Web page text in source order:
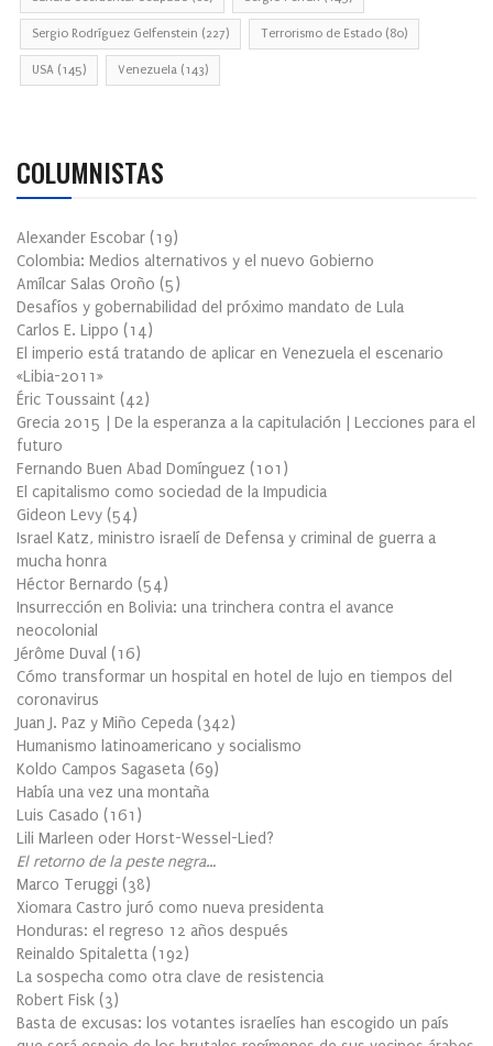
Sergio Rodríguez Gelfenstein (227) Terrorismo de Estado (80)
USA (145) Venezuela (143)
COLUMNISTAS
Alexander Escobar (19)
Colombia: Medios alternativos y el nuevo Gobierno
Amílcar Salas Oroño (5)
Desafíos y gobernabilidad del próximo mandato de Lula
Carlos E. Lippo (14)
El imperio está tratando de aplicar en Venezuela el escenario
«Libia-2011»
Éric Toussaint (42)
Grecia 2015 | De la esperanza a la capitulación | Lecciones para el
futuro
Fernando Buen Abad Domínguez (101 )
El capitalismo como sociedad de la Impudicia
Gideon Levy (54)
Israel Katz, ministro israelí de Defensa y criminal de guerra a
mucha honra
Héctor Bernardo (54)
Insurrección en Bolivia: una trinchera contra el avance
neocolonial
Jérôme Duval (16)
Cómo transformar un hospital en hotel de lujo en tiempos del
coronavirus
Juan J. Paz y Miño Cepeda (342)
Humanismo latinoamericano y socialismo
Koldo Campos Sagaseta (69)
Había una vez una montaña
Luis Casado (161 )
Lili Marleen oder Horst-Wessel-Lied?
El retorno de la peste negra…
Marco Teruggi (38)
Xiomara Castro juró como nueva presidenta
Honduras: el regreso 12 años después
Reinaldo Spitaletta (192)
La sospecha como otra clave de resistencia
Robert Fisk (3)
Basta de excusas: los votantes israelíes han escogido un país